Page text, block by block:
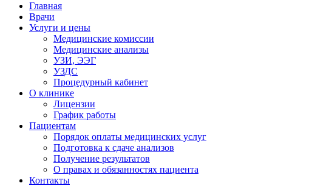
Главная
Врачи
Услуги и цены
Медицинские комиссии
Медицинские анализы
УЗИ, ЭЭГ
УЗДС
Процедурный кабинет
О клинике
Лицензии
График работы
Пациентам
Порядок оплаты медицинских услуг
Подготовка к сдаче анализов
Получение результатов
О правах и обязанностях пациента
Контакты